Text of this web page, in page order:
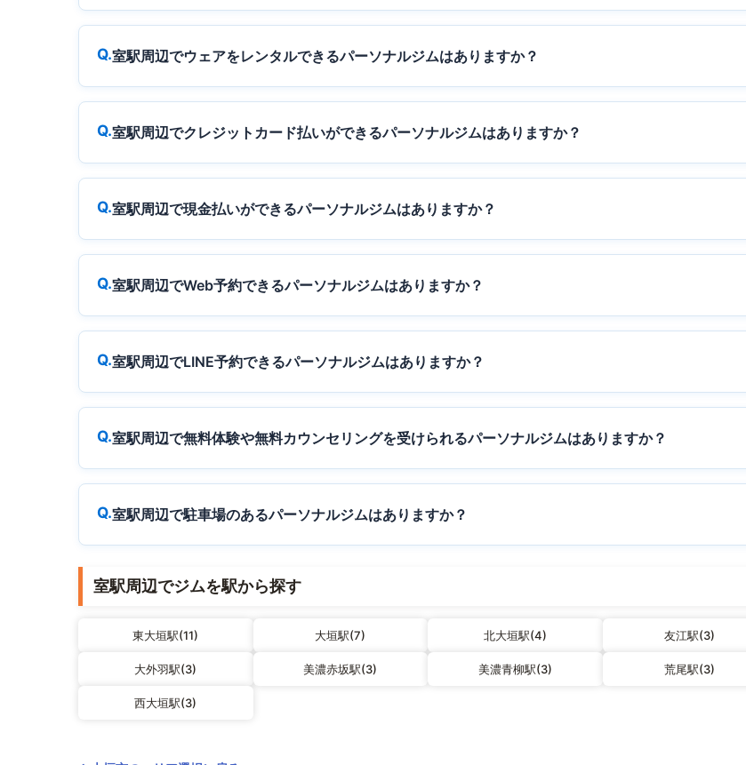
室駅周辺でウェアをレンタルできるパーソナルジムはありますか？
室駅周辺でクレジットカード払いができるパーソナルジムはありますか？
室駅周辺で現金払いができるパーソナルジムはありますか？
室駅周辺でWeb予約できるパーソナルジムはありますか？
室駅周辺でLINE予約できるパーソナルジムはありますか？
室駅周辺で無料体験や無料カウンセリングを受けられるパーソナルジムはありますか？
室駅周辺で駐車場のあるパーソナルジムはありますか？
室駅周辺でジムを駅から探す
東大垣駅(11) 大垣駅(7) 北大垣駅(4) 友江駅(3)
大外羽駅(3) 美濃赤坂駅(3) 美濃青柳駅(3) 荒尾駅(3)
西大垣駅(3)